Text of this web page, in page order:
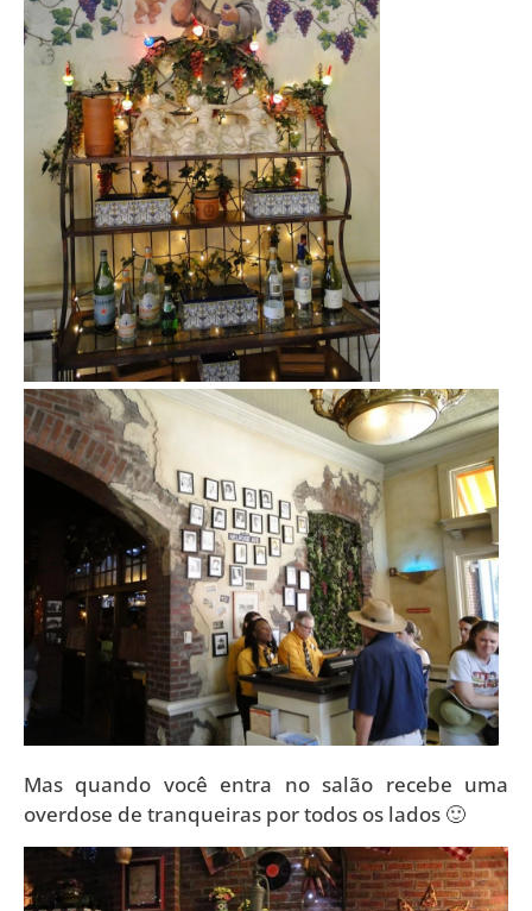
Mas quando você entra no salão recebe uma
overdose de tranqueiras por todos os lados 🙂